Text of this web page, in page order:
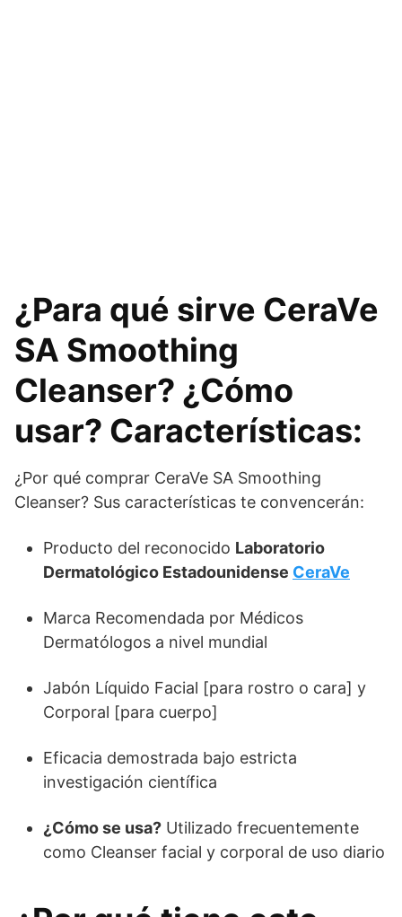
¿Para qué sirve CeraVe
SA Smoothing
Cleanser? ¿Cómo
usar? Características:
¿Por qué comprar CeraVe SA Smoothing
Cleanser? Sus características te convencerán:
Producto del reconocido Laboratorio
Dermatológico Estadounidense CeraVe
Marca Recomendada por Médicos
Dermatólogos a nivel mundial
Jabón Líquido Facial [para rostro o cara] y
Corporal [para cuerpo]
Eficacia demostrada bajo estricta
investigación científica
¿Cómo se usa? Utilizado frecuentemente
como Cleanser facial y corporal de uso diario